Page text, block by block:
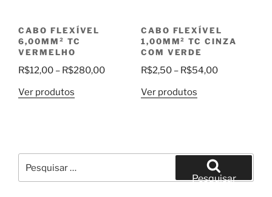
CABO FLEXÍVEL
6,00MM² TC
VERMELHO
R$12,00 – R$280,00Faixa
Ver produtos
CABO FLEXÍVEL
1,00MM² TC CINZA
COM VERDE
R$2,50 – R$54,00Faixa
Ver produtos
por:
Pesquisar